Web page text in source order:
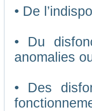
• De
• Du
anomalies
• Des